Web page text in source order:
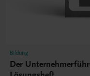
Bildung
Der